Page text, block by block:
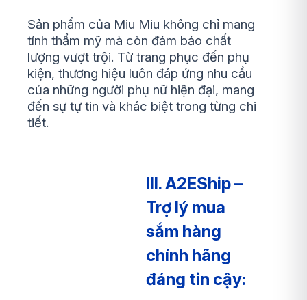
Sản phẩm của Miu Miu không chỉ mang
tính thẩm mỹ mà còn đảm bảo chất
lượng vượt trội. Từ trang phục đến phụ
kiện, thương hiệu luôn đáp ứng nhu cầu
của những người phụ nữ hiện đại, mang
đến sự tự tin và khác biệt trong từng chi
tiết.
III. A2EShip –
Trợ lý mua
sắm hàng
chính hãng
đáng tin cậy: